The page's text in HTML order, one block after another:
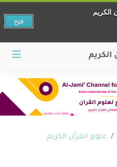
علوم القرآن الكريم
الكريم
فتح